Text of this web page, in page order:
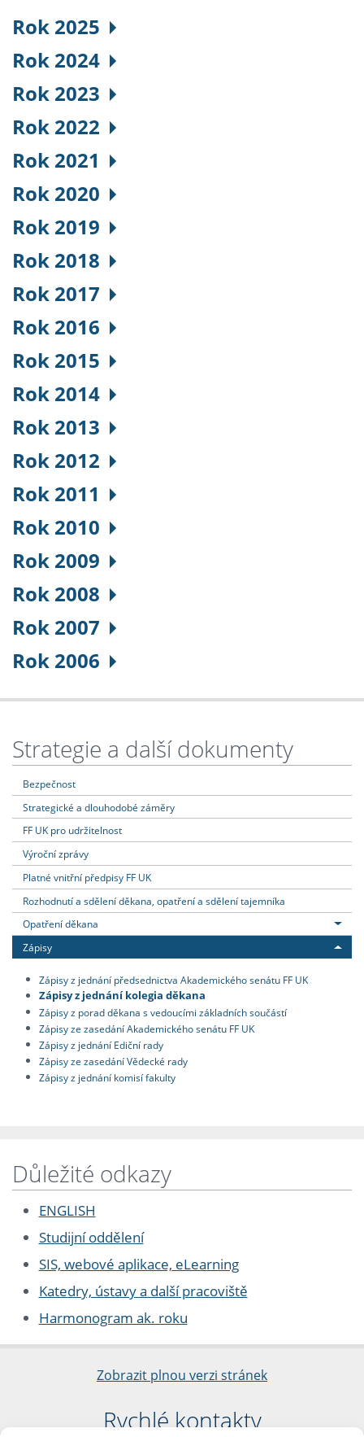
Rok 2025
Rok 2024
Rok 2023
Rok 2022
Rok 2021
Rok 2020
Rok 2019
Rok 2018
Rok 2017
Rok 2016
Rok 2015
Rok 2014
Rok 2013
Rok 2012
Rok 2011
Rok 2010
Rok 2009
Rok 2008
Rok 2007
Rok 2006
Strategie a další dokumenty
Bezpečnost
Strategické a dlouhodobé záměry
FF UK pro udržitelnost
Výroční zprávy
Platné vnitřní předpisy FF UK
Rozhodnutí a sdělení děkana, opatření a sdělení tajemníka
Opatření děkana
Zápisy
Zápisy z jednání předsednictva Akademického senátu FF UK
Zápisy z jednání kolegia děkana
Zápisy z porad děkana s vedoucími základních součástí
Zápisy ze zasedání Akademického senátu FF UK
Zápisy z jednání Ediční rady
Zápisy ze zasedání Vědecké rady
Zápisy z jednání komisí fakulty
Důležité odkazy
ENGLISH
Studijní oddělení
SIS, webové aplikace, eLearning
Katedry, ústavy a další pracoviště
Harmonogram ak. roku
Zobrazit plnou verzi stránek
Rychlé kontakty